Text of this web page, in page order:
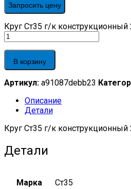
Запросить цену
Круг Ст35 г/к конструкционный
В корзину
Артикул: a91087debb23
Описание
Детали
Круг Ст35 г/к конструкционный
Детали
Марка Ст35